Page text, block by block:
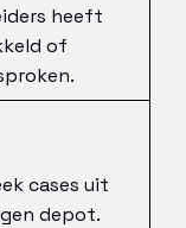
heeft
of
cases uit
depot.